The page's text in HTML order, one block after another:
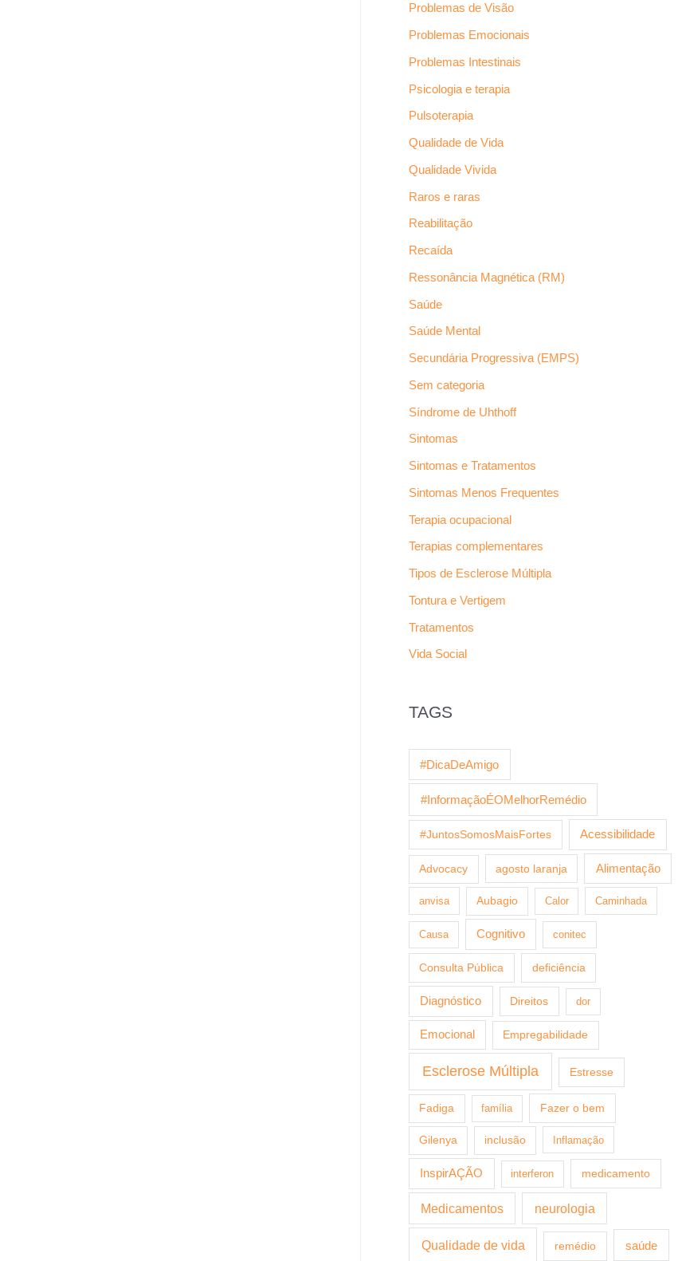
Problemas de Visão
Problemas Emocionais
Problemas Intestinais
Psicologia e terapia
Pulsoterapia
Qualidade de Vida
Qualidade Vivida
Raros e raras
Reabilitação
Recaída
Ressonância Magnética (RM)
Saúde
Saúde Mental
Secundária Progressiva (EMPS)
Sem categoria
Síndrome de Uhthoff
Sintomas
Sintomas e Tratamentos
Sintomas Menos Frequentes
Terapia ocupacional
Terapias complementares
Tipos de Esclerose Múltipla
Tontura e Vertigem
Tratamentos
Vida Social
TAGS
#DicaDeAmigo
#InformaçãoÉOMelhorRemédio
#JuntosSomosMaisFortes Acessibilidade
Advocacy agosto laranja Alimentação
anvisa Aubagio Calor Caminhada
Causa Cognitivo conitec
Consulta Pública deficiência
Diagnóstico Direitos dor
Emocional Empregabilidade
Esclerose Múltipla Estresse
Fadiga família Fazer o bem
Gilenya inclusão Inflamação
InspirAÇÃO interferon medicamento
Medicamentos neurologia
Qualidade de vida remédio saúde